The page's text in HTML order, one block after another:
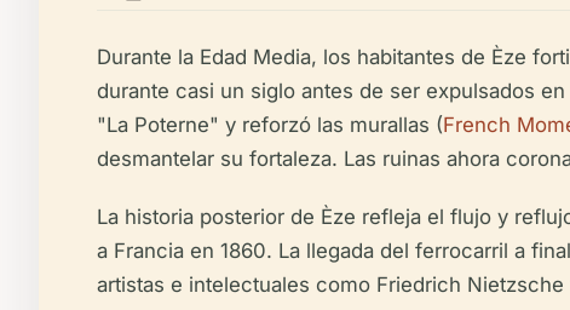
Durante la Edad Media, los habitantes de Èze
durante casi un siglo antes de ser expulsados
"La Poterne" y reforzó las murallas (French
desmantelar su fortaleza. Las ruinas ahora
La historia posterior de Èze refleja el flujo y
a Francia en 1860. La llegada del ferrocarril a
artistas e intelectuales como Friedrich Nietzsche